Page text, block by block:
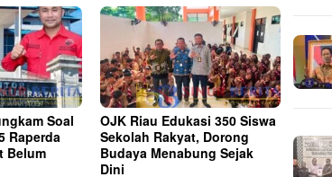
Soal
Raperda
Belum
OJK Riau Edukasi 350 Siswa
Sekolah Rakyat, Dorong
Budaya Menabung Sejak
Dini